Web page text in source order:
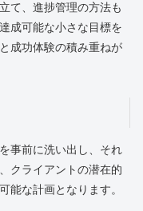
て、進捗管理の方法も
成可能な小さな目標を
成功体験の積み重ねが
事前に洗い出し、それ
クライアントの潜在的
能な計画となります。